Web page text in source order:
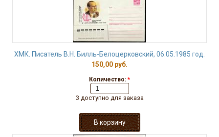
ХМК. Писатель В.Н. Билль-Белоцерковский, 06.05.1985 год.
150,00 руб.
Количество: *
3 доступно для заказа